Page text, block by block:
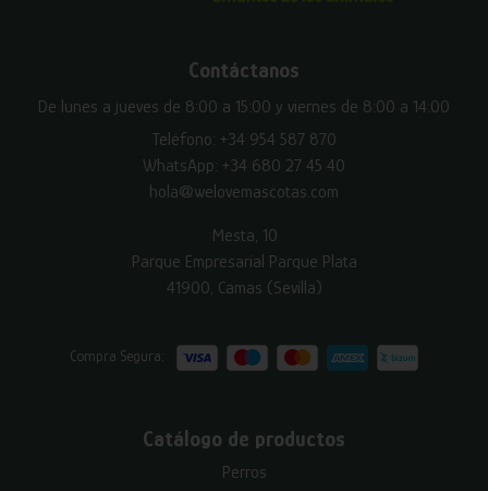
Contáctanos
De lunes a jueves de 8:00 a 15:00 y viernes de 8:00 a 14:00
Teléfono: +34 954 587 870
WhatsApp: +34 680 27 45 40
hola@welovemascotas.com
Mesta, 10
Parque Empresarial Parque Plata
41900, Camas (Sevilla)
Compra Segura:
Catálogo de productos
Perros